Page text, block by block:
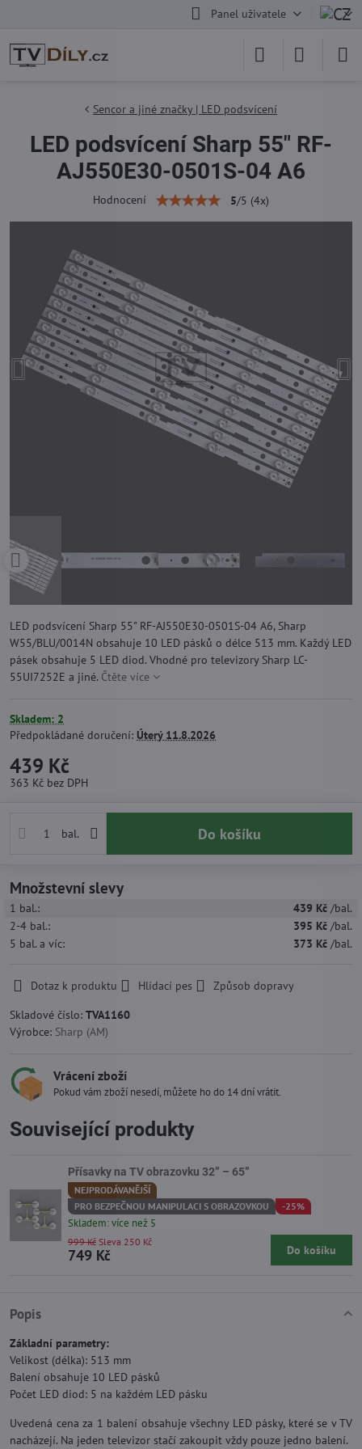
Panel uživatele
Sencor a jiné značky | LED podsvícení
LED podsvícení Sharp 55" RF-
AJ550E30-0501S-04 A6
Hodnocení 5/5 (4x)
LED podsvícení Sharp 55" RF-AJ550E30-0501S-04 A6, Sharp
W55/BLU/0014N obsahuje 10 LED pásků o délce 513 mm. Každý LED
pásek obsahuje 5 LED diod. Vhodné pro televizory Sharp LC-
55UI7252E a jiné. Čtěte více
Skladem: 2
Předpokládané doručení: Úterý11.8.2026
439 Kč
363 Kč bez DPH
bal. Do košíku
Množstevní slevy
1 bal.: 439 Kč /bal.
2-4 bal.: 395 Kč /bal.
5 bal. a víc: 373 Kč /bal.
Dotaz k produktu Hlídací pes
Způsob dopravy
Skladové číslo: TVA1160
Výrobce: Sharp (AM)
Vrácení zboží
Pokud vám zboží nesedí, můžete ho do 14 dní vrátit.
Popis
Základní parametry:
Velikost (délka): 513 mm
Balení obsahuje 10 LED pásků
Počet LED diod: 5 na každém LED pásku
Uvedená cena za 1 balení obsahuje všechny LED pásky, které se v TV
nacházejí. Na jeden televizor stačí zakoupit vždy pouze jedno balení.
Související produkty
Přísavky na TV obrazovku 32” – 65”
NEJPRODÁVANĚJŠÍ
PRO BEZPEČNOU MANIPULACI S OBRAZOVKOU
-25%
Skladem: více než 5
749 Kč
999 Kč Sleva 250 Kč
Do košíku